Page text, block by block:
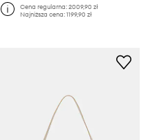
Cena regularna:2009,90 zł
Najniższa cena:1199,90 zł